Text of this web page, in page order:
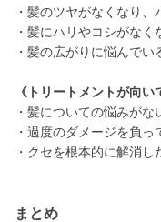
・髪のツヤがなくなり
・髪にハリやコシがなく
・髪の広がりに悩んでい
《トリートメントが向い
・髪についての悩みがな
・過度のダメージを負っ
・クセを根本的に解消し
まとめ